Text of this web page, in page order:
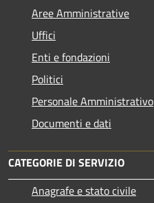
Aree Amministrative
Uffici
Enti e fondazioni
Politici
Personale Amministrativo
Documenti e dati
CATEGORIE DI SERVIZIO
Anagrafe e stato civile